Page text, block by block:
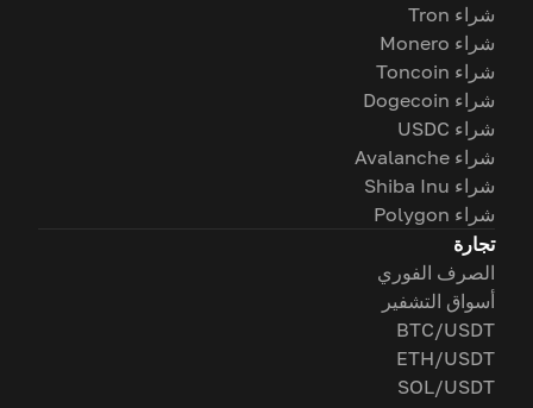
شراء Tron
شراء Monero
شراء Toncoin
شراء Dogecoin
شراء USDC
شراء Avalanche
شراء Shiba Inu
شراء Polygon
تجارة
الصرف الفوري
أسواق التشفير
BTC/USDT
ETH/USDT
SOL/USDT